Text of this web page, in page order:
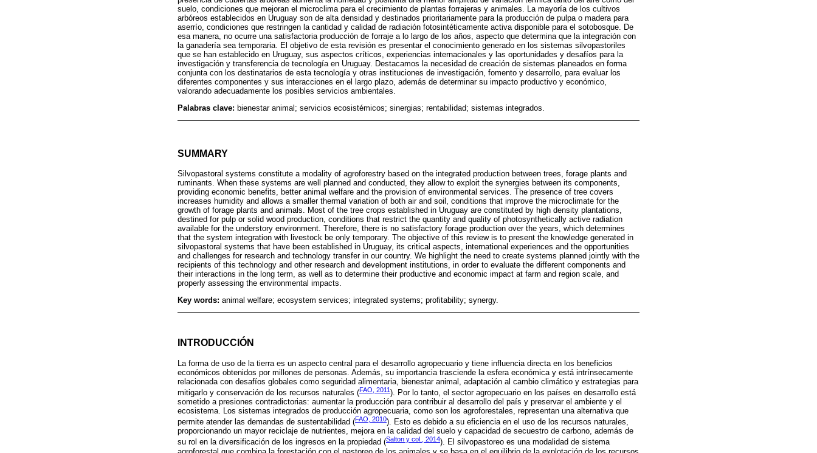
suelo, condiciones que mejoran el microclima para el crecimiento de plantas forrajeras y animales. La mayoría de los cultivos
arbóreos establecidos en Uruguay son de alta densidad y destinados prioritariamente para la producción de pulpa o madera para
aserrío, condiciones que restringen la cantidad y calidad de radiación fotosintéticamente activa disponible para el sotobosque. De
esa manera, no ocurre una satisfactoria producción de forraje a lo largo de los años, aspecto que determina que la integración con
la ganadería sea temporaria. El objetivo de esta revisión es presentar el conocimiento generado en los sistemas silvopastoriles
que se han establecido en Uruguay, sus aspectos críticos, experiencias internacionales y las oportunidades y desafíos para la
investigación y transferencia de tecnología en Uruguay. Destacamos la necesidad de creación de sistemas planeados en forma
conjunta con los destinatarios de esta tecnología y otras instituciones de investigación, fomento y desarrollo, para evaluar los
diferentes componentes y sus interacciones en el largo plazo, además de determinar su impacto productivo y económico,
valorando adecuadamente los posibles servicios ambientales.
Palabras clave: bienestar animal; servicios ecosistémicos; sinergias; rentabilidad; sistemas integrados.
SUMMARY
Silvopastoral systems constitute a modality of agroforestry based on the integrated production between trees, forage plants and
ruminants. When these systems are well planned and conducted, they allow to exploit the synergies between its components,
providing economic benefits, better animal welfare and the provision of environmental services. The presence of tree covers
increases humidity and allows a smaller thermal variation of both air and soil, conditions that improve the microclimate for the
growth of forage plants and animals. Most of the tree crops established in Uruguay are constituted by high density plantations,
destined for pulp or solid wood production, conditions that restrict the quantity and quality of photosynthetically active radiation
available for the understory environment. Therefore, there is no satisfactory forage production over the years, which determines
that the system integration with livestock be only temporary. The objective of this review is to present the knowledge generated in
silvopastoral systems that have been established in Uruguay, its critical aspects, international experiences and the opportunities
and challenges for research and technology transfer in our country. We highlight the need to create systems planned jointly with the
recipients of this technology and other research and development institutions, in order to evaluate the different components and
their interactions in the long term, as well as to determine their productive and economic impact at farm and region scale, and
properly assessing the environmental impacts.
Key words: animal welfare; ecosystem services; integrated systems; profitability; synergy.
INTRODUCCIÓN
La forma de uso de la tierra es un aspecto central para el desarrollo agropecuario y tiene influencia directa en los beneficios
económicos obtenidos por millones de personas. Además, su importancia trasciende la esfera económica y está intrínsecamente
relacionada con desafíos globales como seguridad alimentaria, bienestar animal, adaptación al cambio climático y estrategias para
mitigarlo y conservación de los recursos naturales (FAO, 2011). Por lo tanto, el sector agropecuario en los países en desarrollo está
sometido a presiones contradictorias: aumentar la producción para contribuir al desarrollo del país y preservar el ambiente y el
ecosistema. Los sistemas integrados de producción agropecuaria, como son los agroforestales, representan una alternativa que
permite atender las demandas de sustentabilidad (FAO, 2010). Esto es debido a su eficiencia en el uso de los recursos naturales,
proporcionando un mayor reciclaje de nutrientes, mejora en la calidad del suelo y capacidad de secuestro de carbono, además de
su rol en la diversificación de los ingresos en la propiedad (Salton y col., 2014). El silvopastoreo es una modalidad de sistema